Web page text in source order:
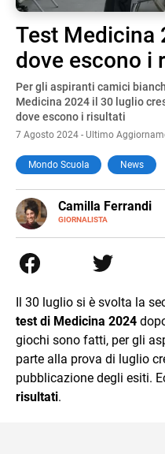
Test Medicina
dove escono i
Per gli aspiranti camici
Medicina 2024 il 30 luglio
dove escono i risultati
7 Agosto 2024 - Ultimo
Mondo Scuola News
Camilla Ferrandi
GIORNALISTA
E-
MAIL
LINKEDIN
di trasformare la
da lì non mi sono più
mente.
Il 30 luglio si è svolta la
test di Medicina 2024
giochi sono fatti, per gli
parte alla prova di luglio
pubblicazione degli esiti.
risultati.